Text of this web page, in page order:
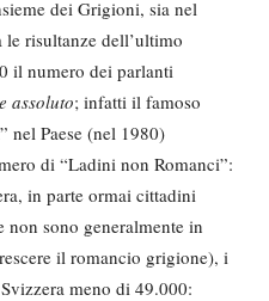
dei Grigioni, sia nel
le risultanze dell’ultimo
il numero dei parlanti
assoluto; infatti il famoso
nel Paese (nel 1980)
di “Ladini non Romanci”:
in parte ormai cittadini
sono generalmente in
il romancio grigione), i
meno di 49.000: